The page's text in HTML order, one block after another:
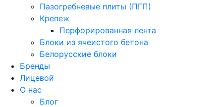
Пазогребневые плиты (ПГП)
Крепеж
Перфорированная лента
Блоки из ячеистого бетона
Белорусские блоки
Бренды
Лицевой
О нас
Блог